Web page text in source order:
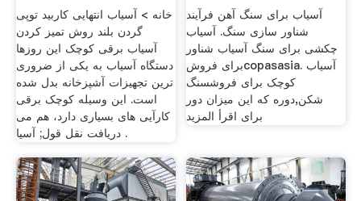
خانه > آسیاب انتهایی کاربید توپی
گردن بلند روش تمیز کردن
آسیاب برقی کوچک این روزها
دستگاه آسیاب به یکی از ضروری
ترین تجهیزات آشپزخانه بدل شده
است. این وسیله کوچک برقی
کارآیی های بسیاری دارد، هم می
. دریافت نقل قول; آسیا
آسیاب برای سنگ آهن فرآیند
شناور سازی سنگ. آسیاب
چکشی برای سنگ آسیاب شناور
برای فروشcopasasia. آسیاب
کوچک برای فروشسنگ
شکن,دوره که این میزان دور
برای اقرأ المزيد